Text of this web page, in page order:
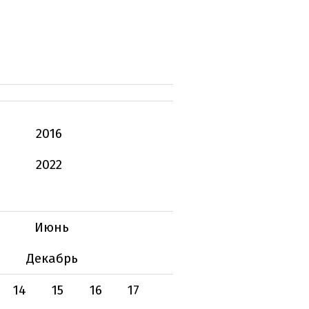
2016
2022
Июнь
Декабрь
14
15 16 17